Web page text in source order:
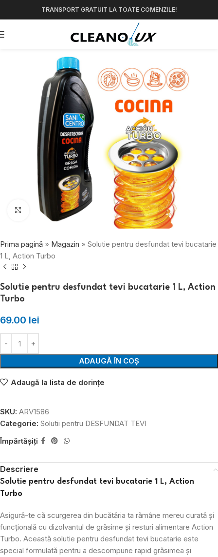
TRANSPORT GRATUIT LA TOATE COMENZILE!
Click pentru a mări
Prima pagină » Magazin » Solutie pentru desfundat tevi bucatarie
1 L, Action Turbo
Solutie pentru desfundat tevi bucatarie 1 L, Action
Turbo
69.00 lei
ADAUGĂ ÎN COȘ
Adaugă la lista de dorințe
SKU: ARV1586
Categorie: Solutii pentru DESFUNDAT TEVI
Împărtășiți
Descriere
Solutie pentru desfundat tevi bucatarie 1 L, Action
Turbo
Asigură-te că scurgerea din bucătăria ta rămâne mereu curată și
funcțională cu dizolvantul de grăsime și resturi alimentare Action
Turbo. Această solutie pentru desfundat tevi bucatarie este
special formulată pentru a descompune rapid grăsimea și